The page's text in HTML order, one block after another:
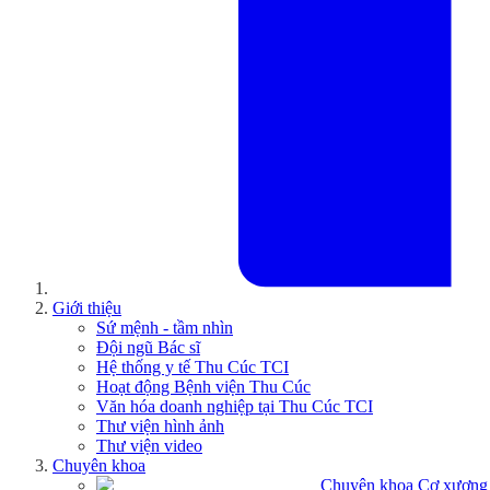
Giới thiệu
Sứ mệnh - tầm nhìn
Đội ngũ Bác sĩ
Hệ thống y tế Thu Cúc TCI
Hoạt động Bệnh viện Thu Cúc
Văn hóa doanh nghiệp tại Thu Cúc TCI
Thư viện hình ảnh
Thư viện video
Chuyên khoa
Chuyên khoa Cơ